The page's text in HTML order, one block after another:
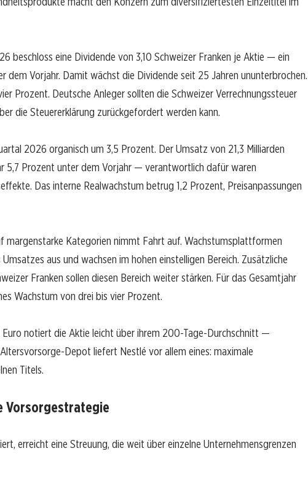
beschloss eine Dividende von 3,10 Schweizer Franken je Aktie — ein
dem Vorjahr. Damit wächst die Dividende seit 25 Jahren ununterbrochen.
Prozent. Deutsche Anleger sollten die Schweizer Verrechnungssteuer
die Steuererklärung zurückgefordert werden kann.
2026 organisch um 3,5 Prozent. Der Umsatz von 21,3 Milliarden
5,7 Prozent unter dem Vorjahr — verantwortlich dafür waren
Das interne Realwachstum betrug 1,2 Prozent, Preisanpassungen
margenstarke Kategorien nimmt Fahrt auf. Wachstumsplattformen
aus und wachsen im hohen einstelligen Bereich. Zusätzliche
Franken sollen diesen Bereich weiter stärken. Für das Gesamtjahr
Wachstum von drei bis vier Prozent.
notiert die Aktie leicht über ihrem 200-Tage-Durchschnitt —
Depot liefert Nestlé vor allem eines: maximale
Titels.
Vorsorgestrategie
erreicht eine Streuung, die weit über einzelne Unternehmensgrenzen